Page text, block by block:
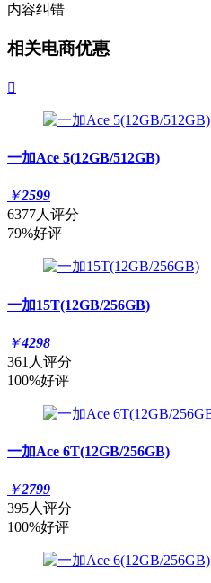
内容纠错
相关电商优惠

一加Ace 5(12GB/512GB)
￥2599
6377人评分
79%好评
一加15T(12GB/256GB)
￥4298
361人评分
100%好评
一加Ace 6T(12GB/256GB)
￥2799
395人评分
100%好评